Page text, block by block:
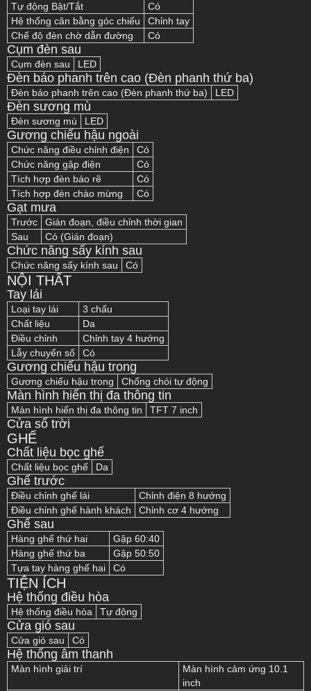
Tự động Bật/Tắt
Có
Hệ thống cân bằng góc chiếu
Chỉnh tay
Chế độ đèn chờ dẫn đường
Có
Cụm đèn sau
Cụm đèn sau LED
Đèn báo phanh trên cao (Đèn phanh thứ ba)
Đèn báo phanh trên cao (Đèn phanh thứ ba) LED
Đèn sương mù
Đèn sương mù LED
Gương chiếu hậu ngoài
Chức năng điều chỉnh điện
Có
Chức năng gập điện
Có
Tích hợp đèn báo rẽ
Có
Tích hợp đèn chào mừng
Có
Gạt mưa
Trước
Gián đoạn, điều chỉnh thời gian
Sau
Có (Gián đoạn)
Chức năng sấy kính sau
Chức năng sấy kính sau Có
NỘI THẤT
Tay lái
Loại tay lái
3 chấu
Chất liệu
Da
Điều chỉnh
Chỉnh tay 4 hướng
Lẫy chuyển số
Có
Gương chiếu hậu trong
Gương chiếu hậu trong Chống chói tự động
Màn hình hiển thị đa thông tin
Màn hình hiển thị đa thông tin TFT 7 inch
Cửa sổ trời
GHẾ
Chất liệu bọc ghế
Chất liệu bọc ghế Da
Ghế trước
Điều chỉnh ghế lái
Chỉnh điện 8 hướng
Điều chỉnh ghế hành khách
Chỉnh cơ 4 hướng
Ghế sau
Hàng ghế thứ hai
Gập 60:40
Hàng ghế thứ ba
Gập 50:50
Tựa tay hàng ghế hai
Có
TIỆN ÍCH
Hệ thống điều hòa
Hệ thống điều hòa Tự động
Cửa gió sau
Cửa gió sau Có
Hệ thống âm thanh
Màn hình giải trí
Màn hình cảm ứng 10.1
inch